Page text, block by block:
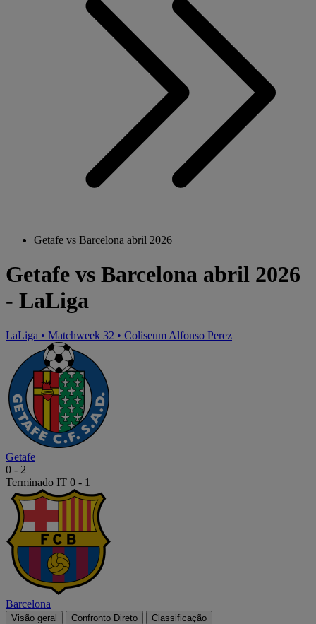
Getafe vs Barcelona abril 2026
Getafe vs Barcelona abril 2026
- LaLiga
LaLiga • Matchweek 32 • Coliseum Alfonso Perez
Getafe
0 - 2
Terminado IT 0 - 1
Barcelona
Visão geral Confronto Direto Classificação